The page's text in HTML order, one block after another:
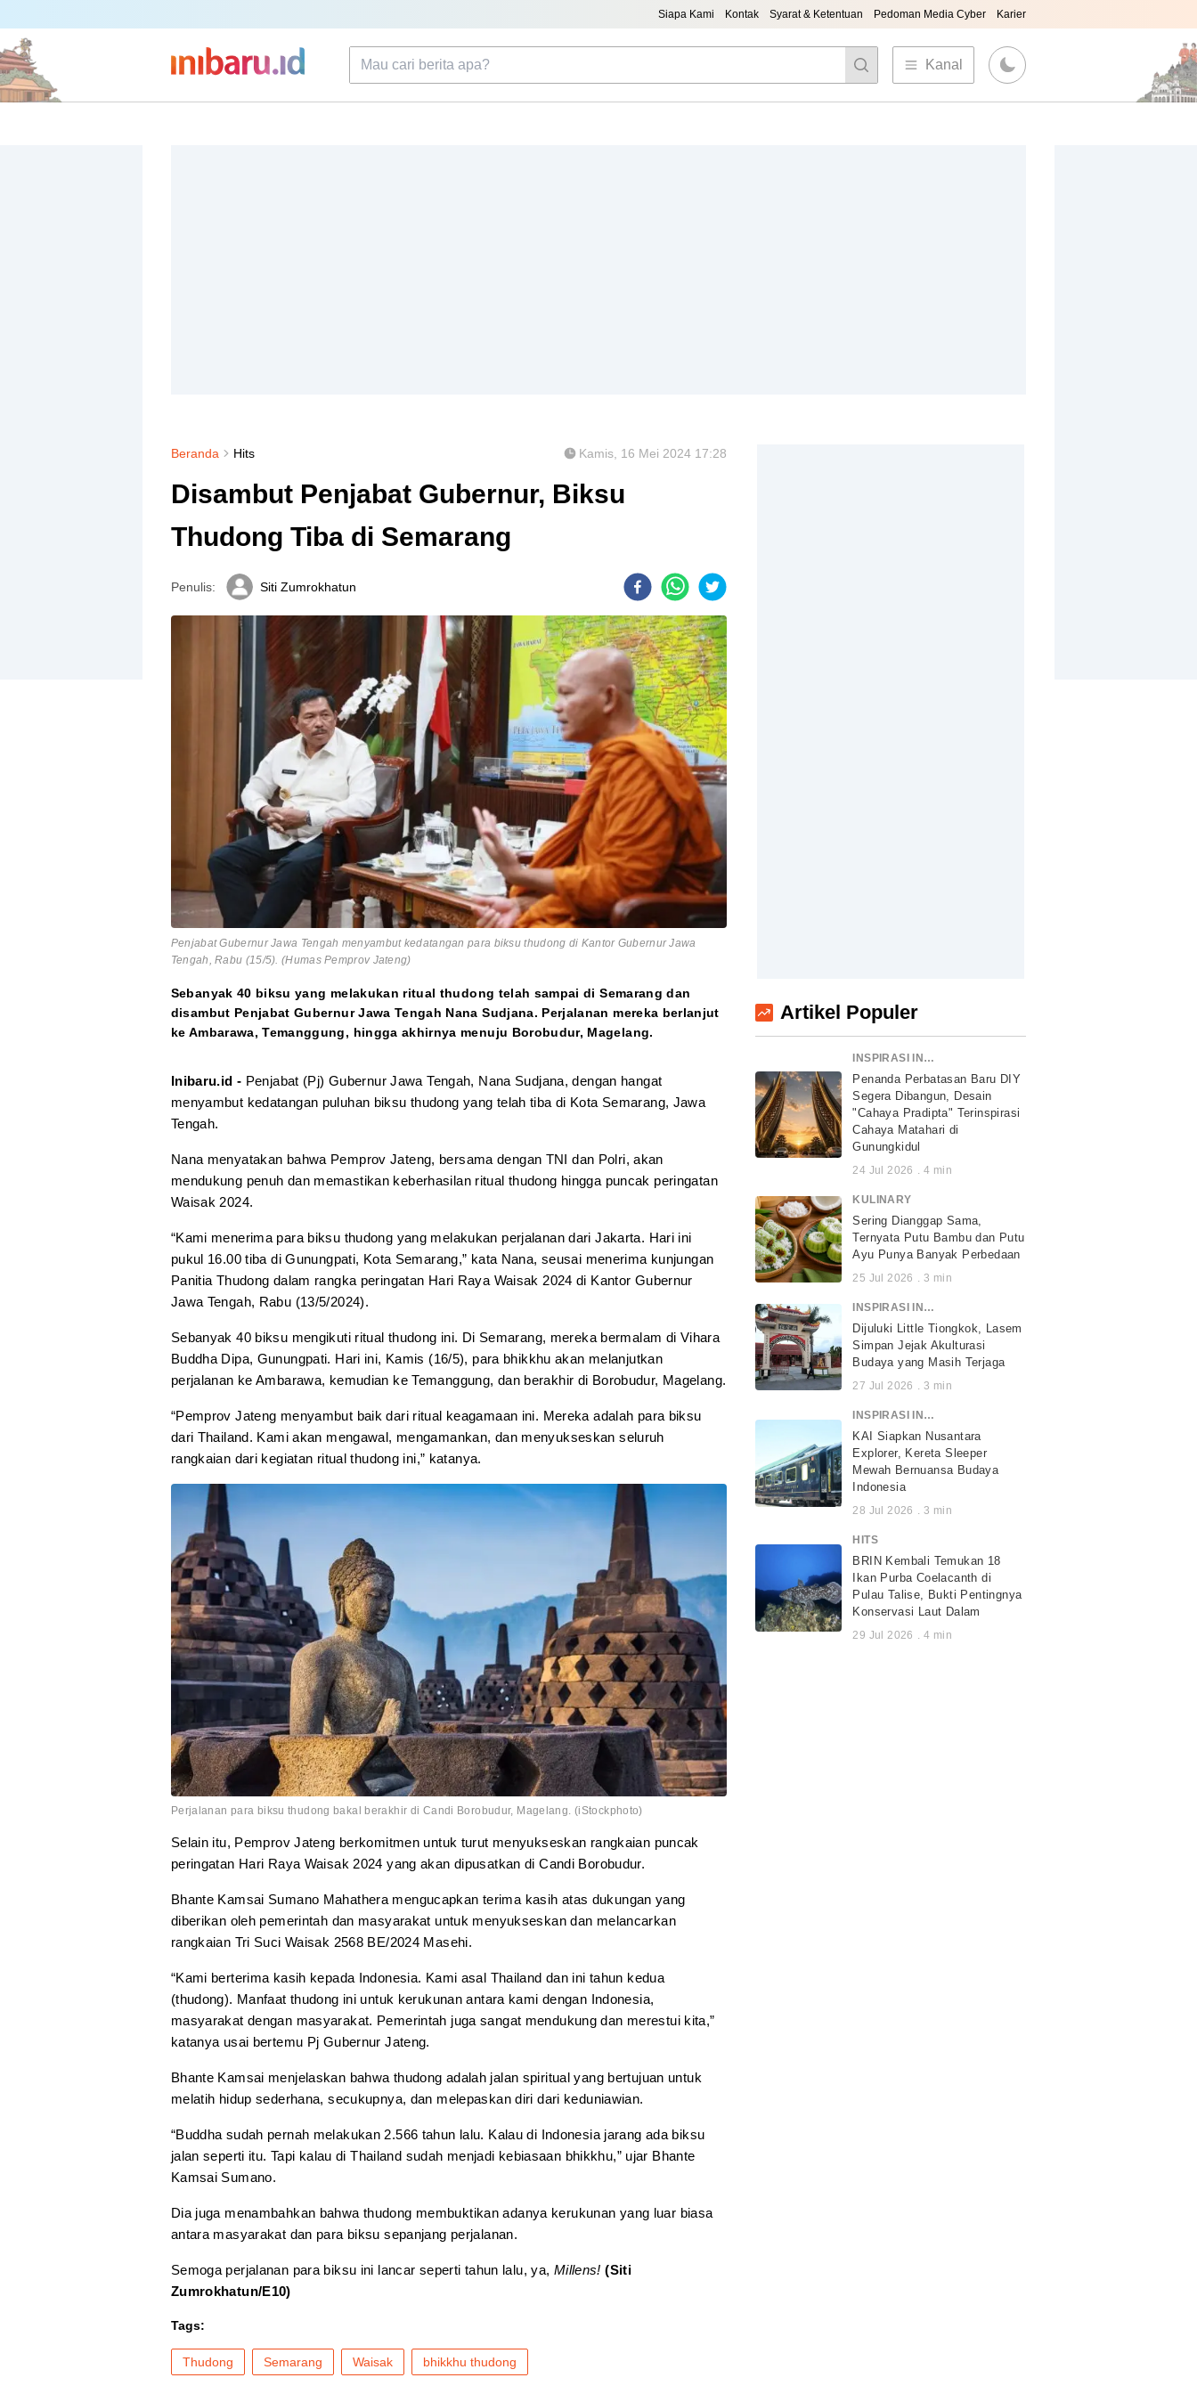
Siapa Kami Kontak Syarat & Ketentuan Pedoman Media Cyber Karier
Kanal
Beranda Hits Kamis, 16 Mei 2024 17:28
Disambut Penjabat Gubernur, Biksu
Thudong Tiba di Semarang
Penulis: Siti Zumrokhatun
Penjabat Gubernur Jawa Tengah menyambut kedatangan para biksu thudong di Kantor Gubernur Jawa
Tengah, Rabu (15/5). (Humas Pemprov Jateng)
Sebanyak 40 biksu yang melakukan ritual thudong telah sampai di Semarang dan
disambut Penjabat Gubernur Jawa Tengah Nana Sudjana. Perjalanan mereka berlanjut
ke Ambarawa, Temanggung, hingga akhirnya menuju Borobudur, Magelang.
Inibaru.id - Penjabat (Pj) Gubernur Jawa Tengah, Nana Sudjana, dengan hangat
menyambut kedatangan puluhan biksu thudong yang telah tiba di Kota Semarang, Jawa
Tengah.
Nana menyatakan bahwa Pemprov Jateng, bersama dengan TNI dan Polri, akan
mendukung penuh dan memastikan keberhasilan ritual thudong hingga puncak peringatan
Waisak 2024.
“Kami menerima para biksu thudong yang melakukan perjalanan dari Jakarta. Hari ini
pukul 16.00 tiba di Gunungpati, Kota Semarang,” kata Nana, seusai menerima kunjungan
Panitia Thudong dalam rangka peringatan Hari Raya Waisak 2024 di Kantor Gubernur
Jawa Tengah, Rabu (13/5/2024).
Sebanyak 40 biksu mengikuti ritual thudong ini. Di Semarang, mereka bermalam di Vihara
Buddha Dipa, Gunungpati. Hari ini, Kamis (16/5), para bhikkhu akan melanjutkan
perjalanan ke Ambarawa, kemudian ke Temanggung, dan berakhir di Borobudur, Magelang.
“Pemprov Jateng menyambut baik dari ritual keagamaan ini. Mereka adalah para biksu
dari Thailand. Kami akan mengawal, mengamankan, dan menyukseskan seluruh
rangkaian dari kegiatan ritual thudong ini,” katanya.
Perjalanan para biksu thudong bakal berakhir di Candi Borobudur, Magelang. (iStockphoto)
Selain itu, Pemprov Jateng berkomitmen untuk turut menyukseskan rangkaian puncak
peringatan Hari Raya Waisak 2024 yang akan dipusatkan di Candi Borobudur.
Bhante Kamsai Sumano Mahathera mengucapkan terima kasih atas dukungan yang
diberikan oleh pemerintah dan masyarakat untuk menyukseskan dan melancarkan
rangkaian Tri Suci Waisak 2568 BE/2024 Masehi.
“Kami berterima kasih kepada Indonesia. Kami asal Thailand dan ini tahun kedua
(thudong). Manfaat thudong ini untuk kerukunan antara kami dengan Indonesia,
masyarakat dengan masyarakat. Pemerintah juga sangat mendukung dan merestui kita,”
katanya usai bertemu Pj Gubernur Jateng.
Bhante Kamsai menjelaskan bahwa thudong adalah jalan spiritual yang bertujuan untuk
melatih hidup sederhana, secukupnya, dan melepaskan diri dari keduniawian.
“Buddha sudah pernah melakukan 2.566 tahun lalu. Kalau di Indonesia jarang ada biksu
jalan seperti itu. Tapi kalau di Thailand sudah menjadi kebiasaan bhikkhu,” ujar Bhante
Kamsai Sumano.
Dia juga menambahkan bahwa thudong membuktikan adanya kerukunan yang luar biasa
antara masyarakat dan para biksu sepanjang perjalanan.
Semoga perjalanan para biksu ini lancar seperti tahun lalu, ya, Millens!(Siti
Zumrokhatun/E10)
Tags:
Thudong Semarang Waisak bhikkhu thudong
Artikel Populer
INSPIRASI INDONESIA
Penanda Perbatasan Baru DIY
Segera Dibangun, Desain
"Cahaya Pradipta" Terinspirasi
Cahaya Matahari di
Gunungkidul
24 Jul 2026 . 4 min
KULINARY
Sering Dianggap Sama,
Ternyata Putu Bambu dan Putu
Ayu Punya Banyak Perbedaan
25 Jul 2026 . 3 min
INSPIRASI INDONESIA
Dijuluki Little Tiongkok, Lasem
Simpan Jejak Akulturasi
Budaya yang Masih Terjaga
27 Jul 2026 . 3 min
INSPIRASI INDONESIA
KAI Siapkan Nusantara
Explorer, Kereta Sleeper
Mewah Bernuansa Budaya
Indonesia
28 Jul 2026 . 3 min
HITS
BRIN Kembali Temukan 18
Ikan Purba Coelacanth di
Pulau Talise, Bukti Pentingnya
Konservasi Laut Dalam
29 Jul 2026 . 4 min